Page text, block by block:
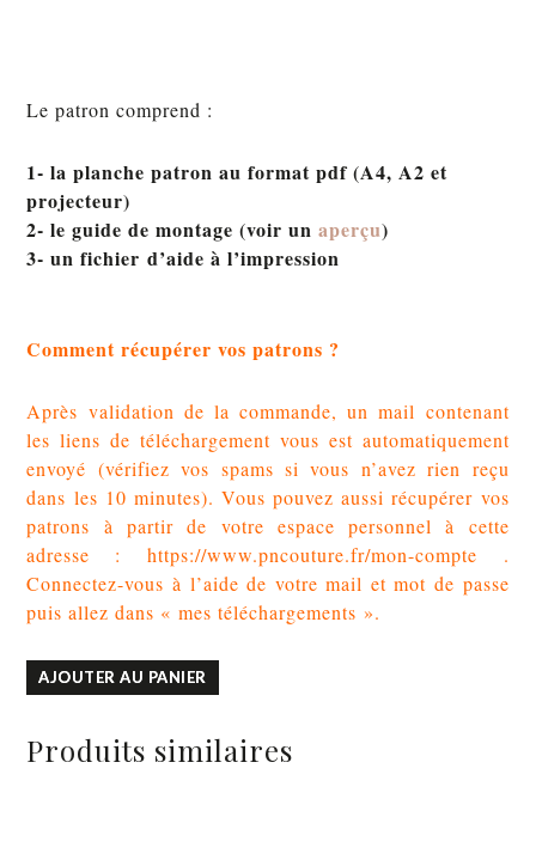
Le patron comprend :
1- la planche patron au format pdf (A4, A2 et
projecteur)
2- le guide de montage (voir unaperçu)
3- un fichier d’aide à l’impression
Comment récupérer vos patrons ?
Après validation de la commande, un mail contenant
les liens de téléchargement vous est automatiquement
envoyé (vérifiez vos spams si vous n’avez rien reçu
dans les 10 minutes). Vous pouvez aussi récupérer vos
patrons à partir de votre espace personnel à cette
adresse : https://www.pncouture.fr/mon-compte .
Connectez-vous à l’aide de votre mail et mot de passe
puis allez dans « mes téléchargements ».
quantité
de
de
AJOUTER AU PANIER
Produits similaires